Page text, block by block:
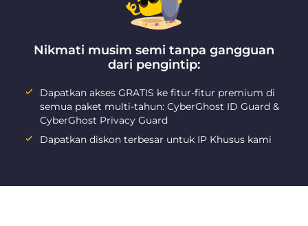
Nikmati musim semi tanpa gangguan
dari pengintip:
Dapatkan akses GRATIS ke fitur-fitur premium di
semua paket multi-tahun: CyberGhost ID Guard &
CyberGhost Privacy Guard
Dapatkan diskon terbesar untuk IP Khusus kami